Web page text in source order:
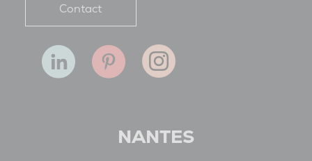
Contact
NANTES